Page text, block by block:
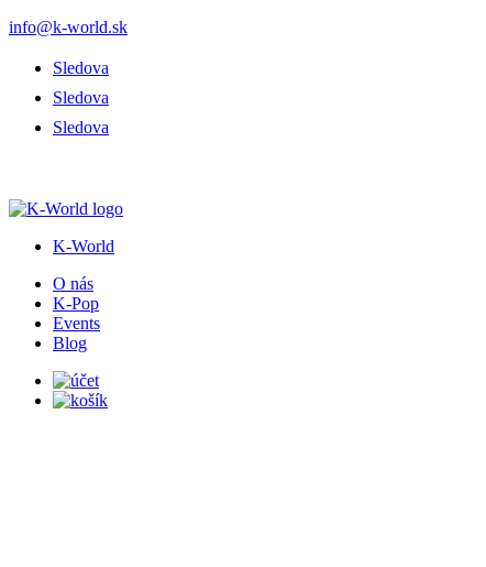
info@k-world.sk
Sledova
Sledova
Sledova
K-World
O nás
K-Pop
Events
Blog